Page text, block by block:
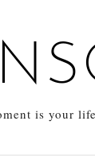
is your